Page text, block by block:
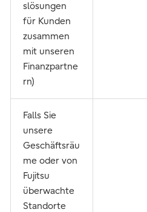
slösungen
für Kunden
zusammen
mit unseren
Finanzpartne
rn)
Falls Sie
unsere
Geschäftsräu
me oder von
Fujitsu
überwachte
Standorte